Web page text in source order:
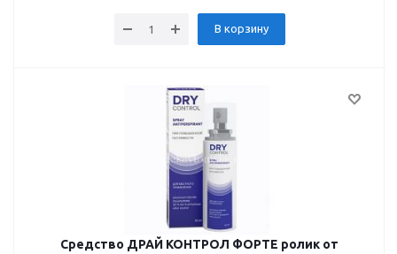
В корзину
Средство ДРАЙ КОНТРОЛ ФОРТЕ ролик от